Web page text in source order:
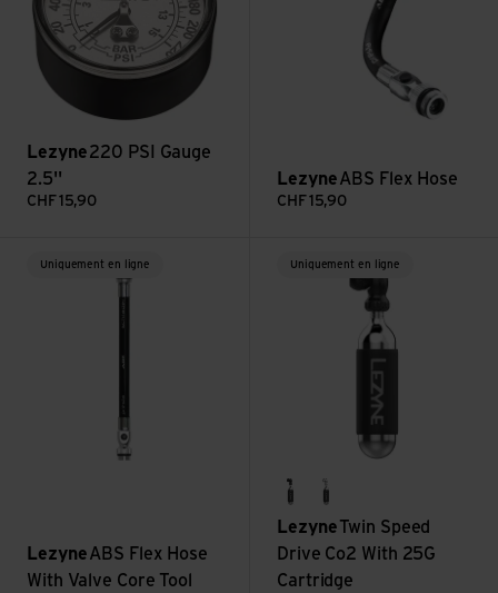
Lezyne220 PSI Gauge
2.5''
CHF 15,90
LezyneABS Flex Hose
CHF 15,90
Uniquement en ligne
LezyneABS Flex Hose
With Valve Core Tool
Uniquement en ligne
black gloss
silver gloss
LezyneTwin Speed
Drive Co2 With 25G
Cartridge